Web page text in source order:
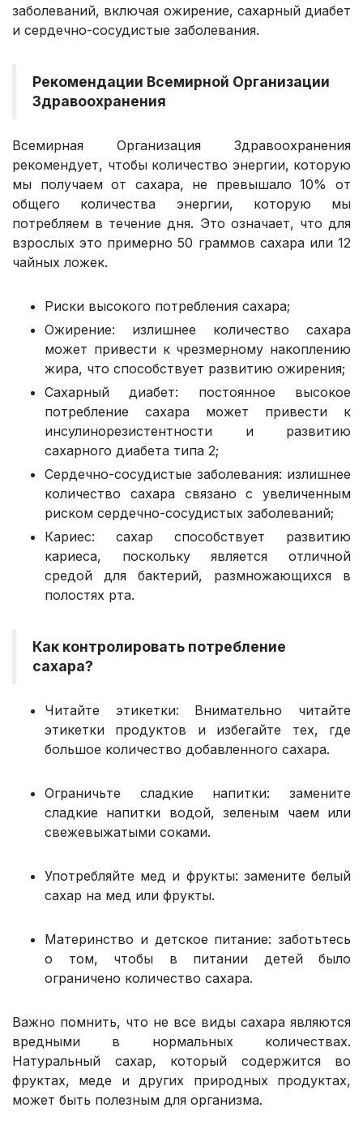
заболеваний, включая ожирение, сахарный диабет
и сердечно-сосудистые заболевания.
Рекомендации Всемирной Организации
Здравоохранения
Всемирная Организация Здравоохранения
рекомендует, чтобы количество энергии, которую
мы получаем от сахара, не превышало 10% от
общего количества энергии, которую мы
потребляем в течение дня. Это означает, что для
взрослых это примерно 50 граммов сахара или 12
чайных ложек.
Риски высокого потребления сахара;
Ожирение: излишнее количество сахара
может привести к чрезмерному накоплению
жира, что способствует развитию ожирения;
Сахарный диабет: постоянное высокое
потребление сахара может привести к
инсулинорезистентности и развитию
сахарного диабета типа 2;
Сердечно-сосудистые заболевания: излишнее
количество сахара связано с увеличенным
риском сердечно-сосудистых заболеваний;
Кариес: сахар способствует развитию
кариеса, поскольку является отличной
средой для бактерий, размножающихся в
полостях рта.
Как контролировать потребление
сахара?
Читайте этикетки: Внимательно читайте
этикетки продуктов и избегайте тех, где
большое количество добавленного сахара.
Ограничьте сладкие напитки: замените
сладкие напитки водой, зеленым чаем или
свежевыжатыми соками.
Употребляйте мед и фрукты: замените белый
сахар на мед или фрукты.
Материнство и детское питание: заботьтесь
о том, чтобы в питании детей было
ограничено количество сахара.
Важно помнить, что не все виды сахара являются
вредными в нормальных количествах.
Натуральный сахар, который содержится во
фруктах, меде и других природных продуктах,
может быть полезным для организма.